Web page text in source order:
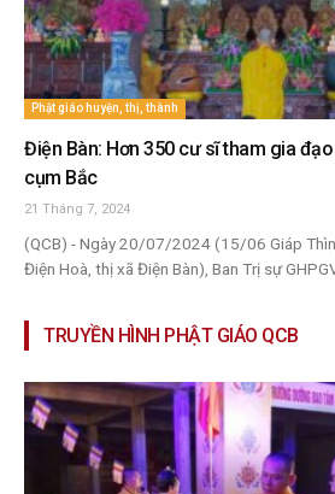
Phật giáo huyện, thị, thành
Điện Bàn: Hơn 350 cư sĩ tham gia
cụm Bắc
21 Tháng 7, 2024
(QCB) - Ngày 20/07/2024 (15/06 Giáp
Điện Hoà, thị xã Điện Bàn), Ban Trị sự
TRUYỀN HÌNH PHẬT GIÁO QCB